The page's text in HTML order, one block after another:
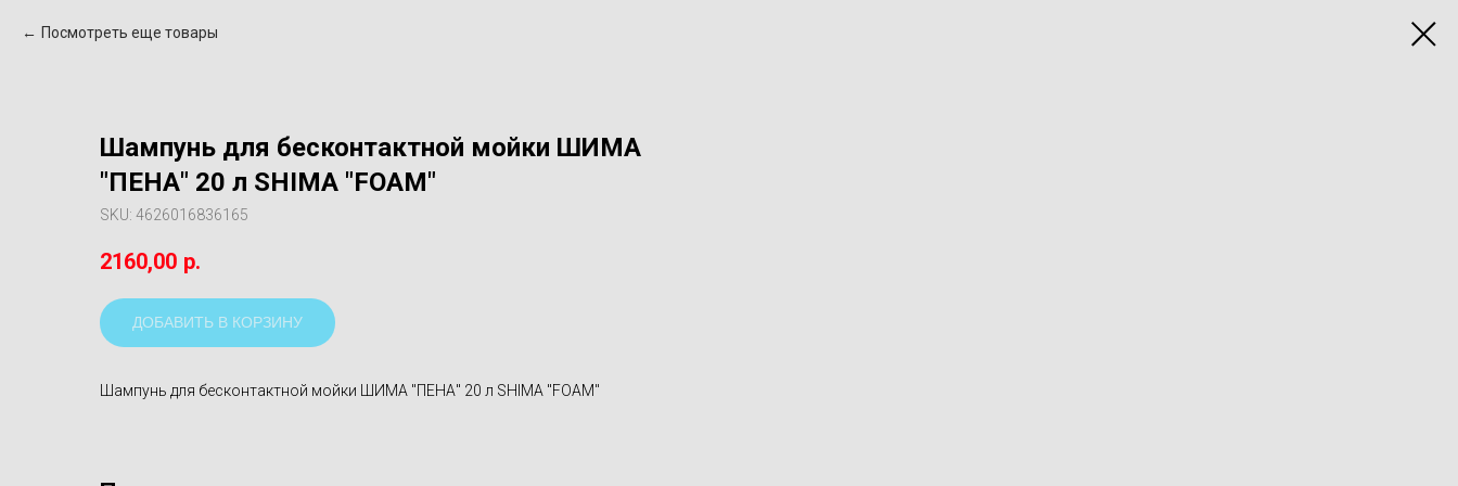
Посмотреть еще товары
Шампунь для бесконтактной мойки ШИМА
"ПЕНА" 20 л SHIMA "FOAM"
SKU: 4626016836165
2160,00 р.
ДОБАВИТЬ В КОРЗИНУ
Шампунь для бесконтактной мойки ШИМА "ПЕНА" 20 л SHIMA "FOAM"